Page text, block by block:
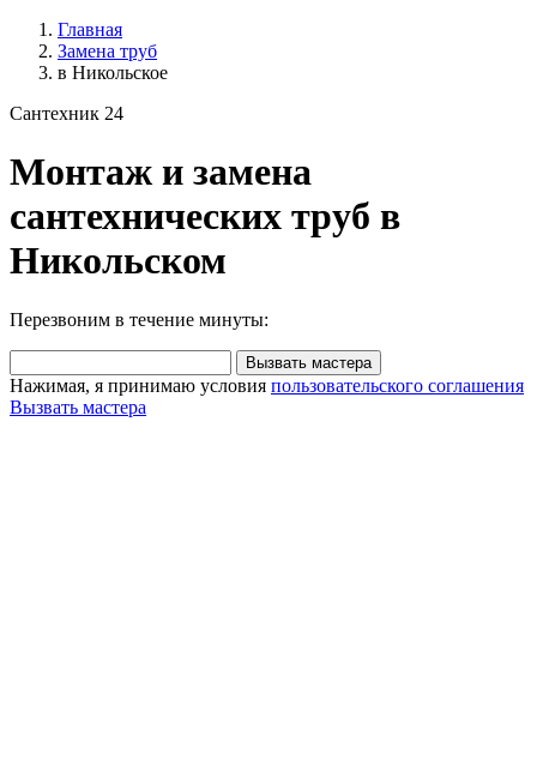
Главная
Замена труб
в Никольское
Сантехник 24
Монтаж и замена
сантехнических труб в
Никольском
Перезвоним в течение минуты:
Вызвать мастера
Нажимая, я принимаю условия пользовательского соглашения
Вызвать мастера